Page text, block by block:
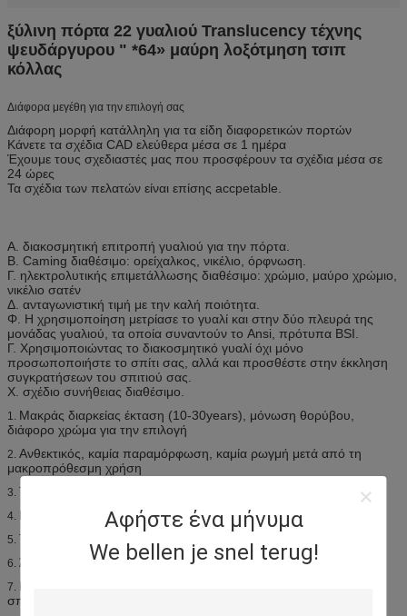
Αφήστε ένα μήνυμα
We bellen je snel terug!
ξύλινη πόρτα 22 γυαλιού Translucency τέχνης
ψευδάργυρου " *64» μαύρη λοξότμηση τσιπ
κόλλας
Διάφορα μεγέθη για την επιλογή σας
Διάφορη μορφή κατάλληλη για τα είδη διαφορετικών πορτών
Κάνετε τα σχέδια CAD ελεύθερα μέσα σε 1 ημέρα
Έχουμε τους σχεδιαστές μας που προσφέρουν τα σχέδια μέσα σε
24 ώρες
Τα σχέδια των πελατών είναι επίσης accpetable.
Α. διακοσμητική επιτροπή γυαλιού για την πόρτα.
Β. Caming διαθέσιμο: ορείχαλκος, νικέλιο, όρφνωση.
Γ. ηλεκτρολυτικής επιμετάλλωσης διαθέσιμο: χρώμιο, μαύρο χρώμιο,
νικέλιο σατέν
Δ. ανταγωνιστική τιμή με την καλή ποιότητα.
Φ. Η χρησιμοποίηση μετρίασε το γυαλί και στην δύο πλευρά της
μονάδας γυαλιού, τα οποία συναντούν το Ansi, πρότυπα BSI.
Γ. Χρησιμοποιώντας το διακοσμητικό γυαλί όχι μόνο
προσωποποιήστε το σπίτι σας, αλλά και προσθέστε στην έκκληση
συγκρατήσεων του σπιτιού σας.
Χ. σχέδιο συνήθειας διαθέσιμο.
1. Μακράς διαρκείας έκταση (10-30years), μόνωση θορύβου,
διάφορο χρώμα για την επιλογή
2. Ανθεκτικός, καμία παραμόρφωση, καμία ρωγμή μετά από τη
μακροπρόθεσμη χρήση
3. Την ασφάλεια, μπορεί να κλείσουν και να κλειδωθεί σταθερά
4. Εύκολος να εγκαταστήσει, με την πολύ συμπαθητική εμφάνιση
5. Τακτοποίηση για τα διαφορετικά δωμάτια, με το ευρύ πεδίο
6. Άριστη συμπίεση αερίου & νερού, ήχος & μόνωση θερμότητας
7. Η διαδρομή είναι ενθεμένη στον τοίχο, εύκολο να καθαρίσει το
σπίτι